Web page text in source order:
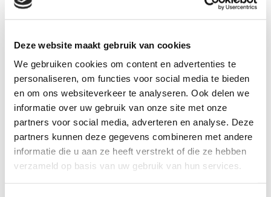
Deze website maakt gebruik van cookies
We gebruiken cookies om content en advertenties te
personaliseren, om functies voor social media te bieden
en om ons websiteverkeer te analyseren. Ook delen we
informatie over uw gebruik van onze site met onze
partners voor social media, adverteren en analyse. Deze
partners kunnen deze gegevens combineren met andere
informatie die u aan ze heeft verstrekt of die ze hebben
verzameld op basis van uw gebruik van hun services.
april
VOLGEND ARTIKEL
Verminderde bezetting tijdens
vakantieperiode